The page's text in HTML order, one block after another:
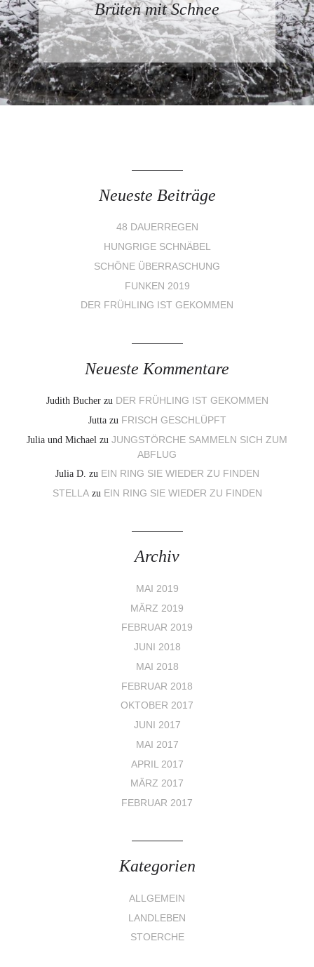
Brüten mit Schnee
Neueste Beiträge
48 DAUERREGEN
HUNGRIGE SCHNÄBEL
SCHÖNE ÜBERRASCHUNG
FUNKEN 2019
DER FRÜHLING IST GEKOMMEN
Neueste Kommentare
Judith Bucherzu DER FRÜHLING IST GEKOMMEN
Juttazu FRISCH GESCHLÜPFT
Julia und Michael zu JUNGSTÖRCHE SAMMELN SICH ZUM
ABFLUG
Julia D. zu EIN RING SIE WIEDER ZU FINDEN
STELLAzu EIN RING SIE WIEDER ZU FINDEN
Archiv
MAI 2019
MÄRZ 2019
FEBRUAR 2019
JUNI 2018
MAI 2018
FEBRUAR 2018
OKTOBER 2017
JUNI 2017
MAI 2017
APRIL 2017
MÄRZ 2017
FEBRUAR 2017
Kategorien
ALLGEMEIN
LANDLEBEN
STOERCHE